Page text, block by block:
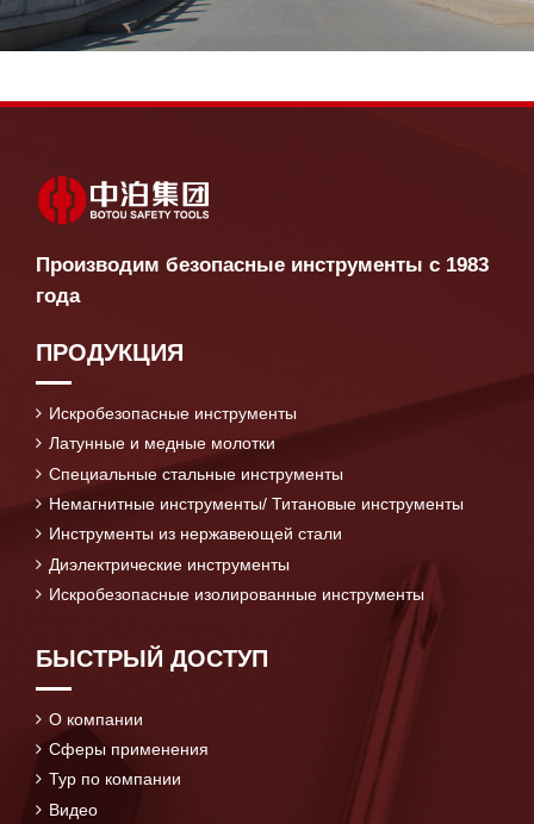
Производим безопасные инструменты с 1983
года
ПРОДУКЦИЯ
Искробезопасные инструменты
Латунные и медные молотки
Специальные стальные инструменты
Немагнитные инструменты/ Титановые инструменты
Инструменты из нержавеющей стали
Диэлектрические инструменты
Искробезопасные изолированные инструменты
БЫСТРЫЙ ДОСТУП
О компании
Сферы применения
Тур по компании
Видео